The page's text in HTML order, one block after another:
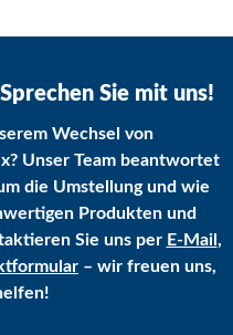
Sie mit uns!
Wechsel von
Unser Team beantwortet
die Umstellung und wie
Produkten und
Sie uns per E-Mail ,
– wir freuen uns,